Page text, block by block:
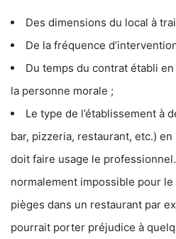
Des dimensions du local à
De la fréquence
Du temps du contrat établi
la personne morale ;
Le type de l’établissement à
bar, pizzeria, restaurant, etc.)
doit faire usage le
normalement impossible pour
pièges dans un restaurant par
pourrait porter préjudice à